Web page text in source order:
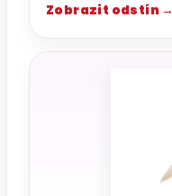
Zobrazit odstín →